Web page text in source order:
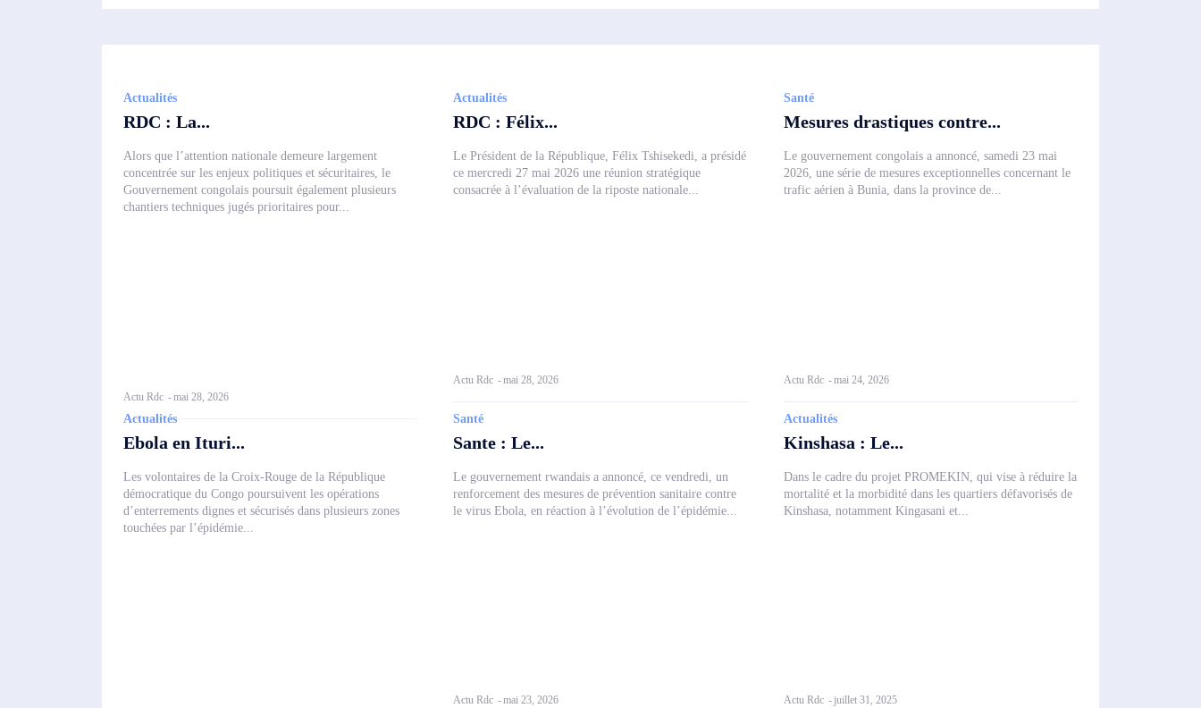
Actualités
RDC : La...
Alors que l’attention nationale demeure largement
concentrée sur les enjeux politiques et sécuritaires, le
Gouvernement congolais poursuit également plusieurs
chantiers techniques jugés prioritaires pour...
Actu Rdc -mai 28, 2026
Actualités
RDC : Félix...
Le Président de la République, Félix Tshisekedi, a présidé
ce mercredi 27 mai 2026 une réunion stratégique
consacrée à l’évaluation de la riposte nationale...
Actu Rdc -mai 28, 2026
Santé
Mesures drastiques contre...
Le gouvernement congolais a annoncé, samedi 23 mai
2026, une série de mesures exceptionnelles concernant le
trafic aérien à Bunia, dans la province de...
Actu Rdc -mai 24, 2026
Actualités
Ebola en Ituri...
Les volontaires de la Croix-Rouge de la République
démocratique du Congo poursuivent les opérations
d’enterrements dignes et sécurisés dans plusieurs zones
touchées par l’épidémie...
Santé
Sante : Le...
Le gouvernement rwandais a annoncé, ce vendredi, un
renforcement des mesures de prévention sanitaire contre
le virus Ebola, en réaction à l’évolution de l’épidémie...
Actu Rdc -mai 23, 2026
Actualités
Kinshasa : Le...
Dans le cadre du projet PROMEKIN, qui vise à réduire la
mortalité et la morbidité dans les quartiers défavorisés de
Kinshasa, notamment Kingasani et...
Actu Rdc - juillet 31, 2025